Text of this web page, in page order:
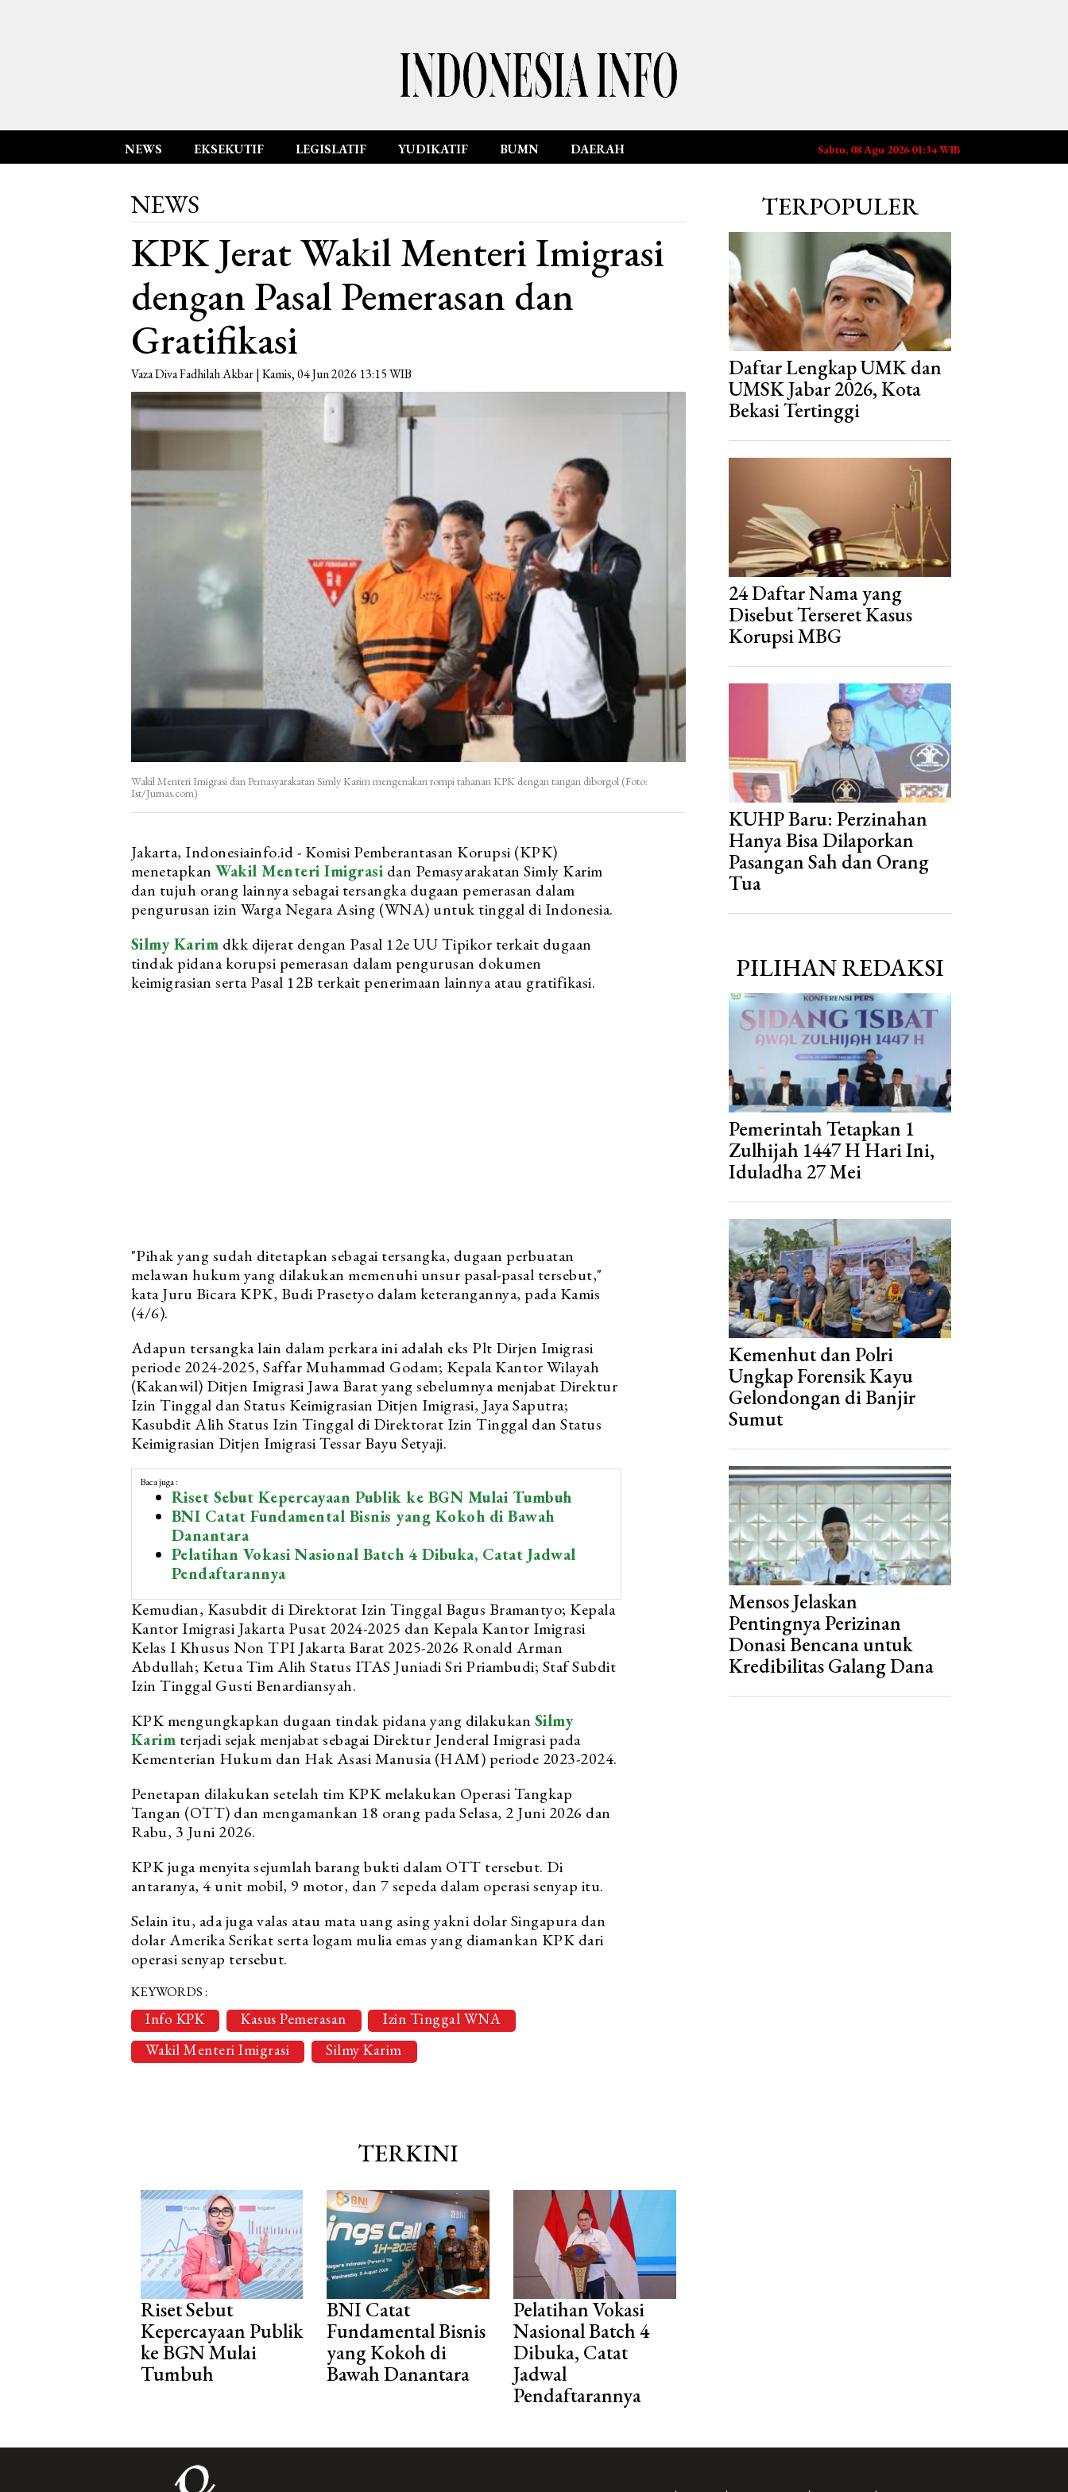
NEWS EKSEKUTIF LEGISLATIF YUDIKATIF BUMN DAERAH Sabtu, 08 Agu 2026 01:34 WIB
NEWS
KPK Jerat Wakil Menteri Imigrasi
dengan Pasal Pemerasan dan
Gratifikasi
Vaza Diva Fadhilah Akbar | Kamis, 04 Jun 2026 13:15 WIB
Wakil Menteri Imigrasi dan Pemasyarakatan Simly Karim mengenakan rompi tahanan KPK dengan tangan diborgol (Foto:
Ist/Jurnas.com)
Jakarta, Indonesiainfo.id - Komisi Pemberantasan Korupsi (KPK)
menetapkan Wakil Menteri Imigrasidan Pemasyarakatan Simly Karim
dan tujuh orang lainnya sebagai tersangka dugaan pemerasan dalam
pengurusan izin Warga Negara Asing (WNA) untuk tinggal di Indonesia.
Silmy Karim dkk dijerat dengan Pasal 12e UU Tipikor terkait dugaan
tindak pidana korupsi pemerasan dalam pengurusan dokumen
keimigrasian serta Pasal 12B terkait penerimaan lainnya atau gratifikasi.
"Pihak yang sudah ditetapkan sebagai tersangka, dugaan perbuatan
melawan hukum yang dilakukan memenuhi unsur pasal-pasal tersebut,"
kata Juru Bicara KPK, Budi Prasetyo dalam keterangannya, pada Kamis
(4/6).
Adapun tersangka lain dalam perkara ini adalah eks Plt Dirjen Imigrasi
periode 2024-2025, Saffar Muhammad Godam; Kepala Kantor Wilayah
(Kakanwil) Ditjen Imigrasi Jawa Barat yang sebelumnya menjabat Direktur
Izin Tinggal dan Status Keimigrasian Ditjen Imigrasi, Jaya Saputra;
Kasubdit Alih Status Izin Tinggal di Direktorat Izin Tinggal dan Status
Keimigrasian Ditjen Imigrasi Tessar Bayu Setyaji.
Baca juga :
Riset Sebut Kepercayaan Publik ke BGN Mulai Tumbuh
BNI Catat Fundamental Bisnis yang Kokoh di Bawah
Danantara
Pelatihan Vokasi Nasional Batch 4 Dibuka, Catat Jadwal
Pendaftarannya
Kemudian, Kasubdit di Direktorat Izin Tinggal Bagus Bramantyo; Kepala
Kantor Imigrasi Jakarta Pusat 2024-2025 dan Kepala Kantor Imigrasi
Kelas I Khusus Non TPI Jakarta Barat 2025-2026 Ronald Arman
Abdullah; Ketua Tim Alih Status ITAS Juniadi Sri Priambudi; Staf Subdit
Izin Tinggal Gusti Benardiansyah.
KPK mengungkapkan dugaan tindak pidana yang dilakukan Silmy
Karim terjadi sejak menjabat sebagai Direktur Jenderal Imigrasi pada
Kementerian Hukum dan Hak Asasi Manusia (HAM) periode 2023-2024.
Penetapan dilakukan setelah tim KPK melakukan Operasi Tangkap
Tangan (OTT) dan mengamankan 18 orang pada Selasa, 2 Juni 2026 dan
Rabu, 3 Juni 2026.
KPK juga menyita sejumlah barang bukti dalam OTT tersebut. Di
antaranya, 4 unit mobil, 9 motor, dan 7 sepeda dalam operasi senyap itu.
Selain itu, ada juga valas atau mata uang asing yakni dolar Singapura dan
dolar Amerika Serikat serta logam mulia emas yang diamankan KPK dari
operasi senyap tersebut.
KEYWORDS :
Info KPK Kasus Pemerasan
Izin Tinggal WNA
Wakil Menteri Imigrasi
Silmy Karim
TERKINI
Riset Sebut
Kepercayaan Publik
ke BGN Mulai
Tumbuh
BNI Catat
Fundamental Bisnis
yang Kokoh di
Bawah Danantara
Pelatihan Vokasi
Nasional Batch 4
Dibuka, Catat
Jadwal
Pendaftarannya
TERPOPULER
Daftar Lengkap UMK dan
UMSK Jabar 2026, Kota
Bekasi Tertinggi
24 Daftar Nama yang
Disebut Terseret Kasus
Korupsi MBG
KUHP Baru: Perzinahan
Hanya Bisa Dilaporkan
Pasangan Sah dan Orang
Tua
PILIHAN REDAKSI
Pemerintah Tetapkan 1
Zulhijah 1447 H Hari Ini,
Iduladha 27 Mei
Kemenhut dan Polri
Ungkap Forensik Kayu
Gelondongan di Banjir
Sumut
Mensos Jelaskan
Pentingnya Perizinan
Donasi Bencana untuk
Kredibilitas Galang Dana